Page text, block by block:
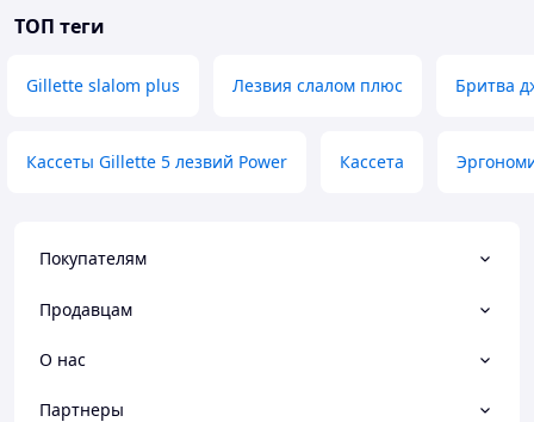
ТОП теги
Gillette slalom plus Лезвия слалом плюс Бритва
Кассеты Gillette 5 лезвий Power Кассета
Покупателям
Продавцам
О нас
Партнеры